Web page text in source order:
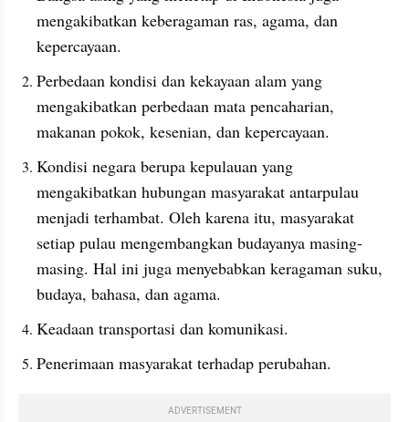
mengakibatkan keberagaman ras, agama, dan
kepercayaan.
Perbedaan kondisi dan kekayaan alam yang
mengakibatkan perbedaan mata pencaharian,
makanan pokok, kesenian, dan kepercayaan.
Kondisi negara berupa kepulauan yang
mengakibatkan hubungan masyarakat antarpulau
menjadi terhambat. Oleh karena itu, masyarakat
setiap pulau mengembangkan budayanya masing-
masing. Hal ini juga menyebabkan keragaman suku,
budaya, bahasa, dan agama.
Keadaan transportasi dan komunikasi.
Penerimaan masyarakat terhadap perubahan.
ADVERTISEMENT